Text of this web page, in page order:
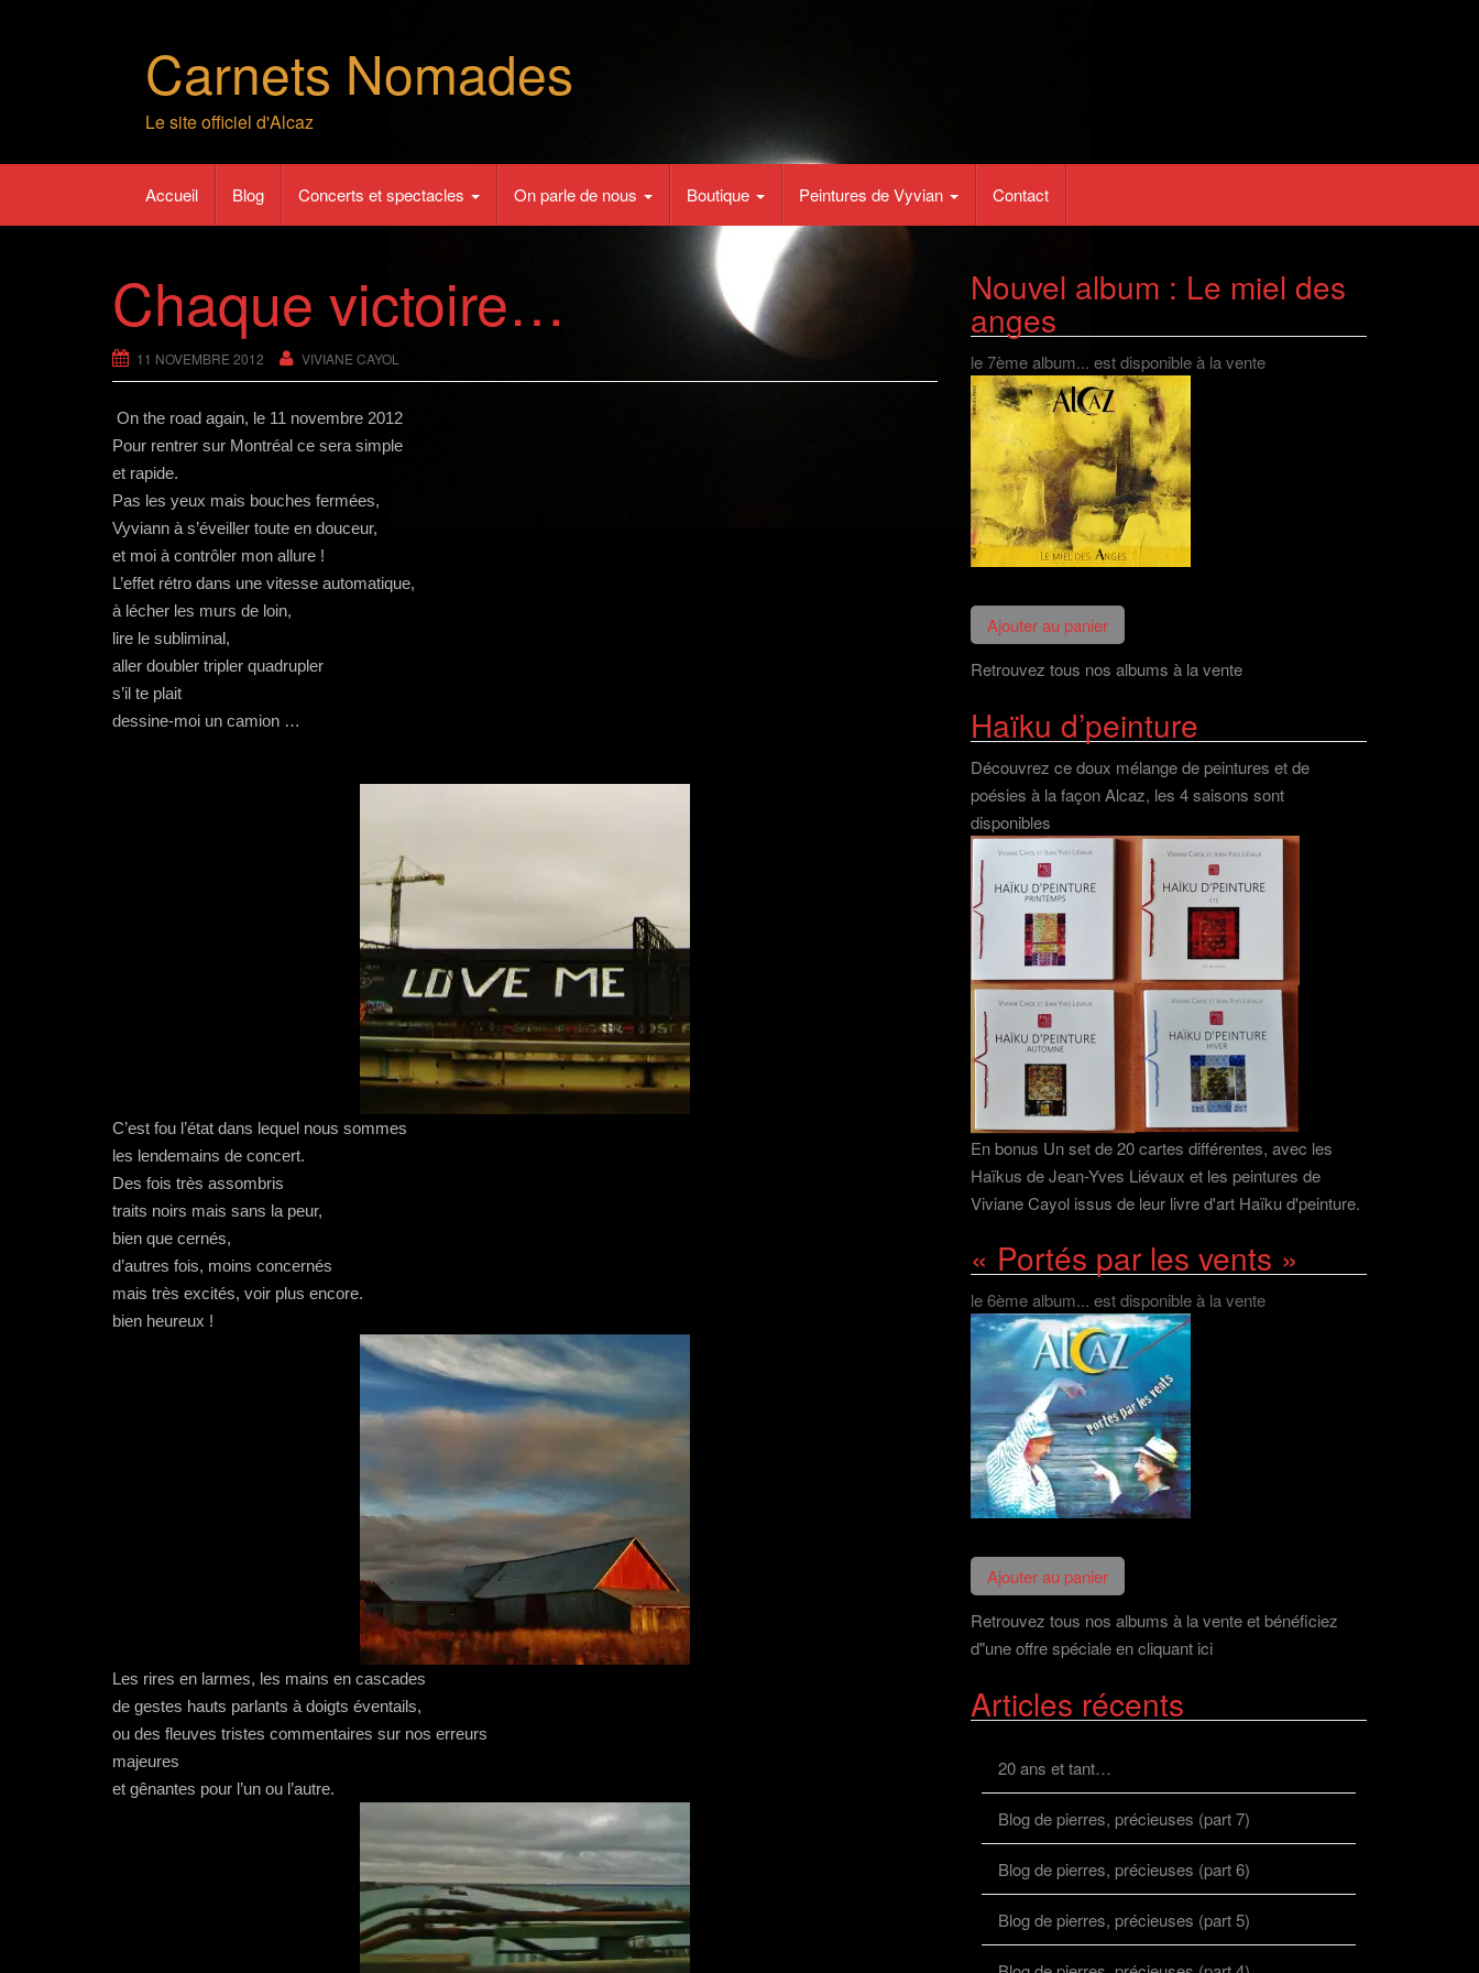
Carnets Nomades
Le site officiel d'Alcaz
Accueil Blog Concerts et spectacles On parle de nous Boutique Peintures de Vyvian Contact
Chaque victoire…
11 NOVEMBRE 2012 VIVIANE CAYOL
On the road again, le 11 novembre 2012
Pour rentrer sur Montréal ce sera simple
et rapide.
Pas les yeux mais bouches fermées,
Vyviann à s’éveiller toute en douceur,
et moi à contrôler mon allure !
L’effet rétro dans une vitesse automatique,
à lécher les murs de loin,
lire le subliminal,
aller doubler tripler quadrupler
s’il te plait
dessine-moi un camion …
C’est fou l’état dans lequel nous sommes
les lendemains de concert.
Des fois très assombris
traits noirs mais sans la peur,
bien que cernés,
d’autres fois, moins concernés
mais très excités, voir plus encore.
bien heureux !
Les rires en larmes, les mains en cascades
de gestes hauts parlants à doigts éventails,
ou des fleuves tristes commentaires sur nos erreurs
majeures
et gênantes pour l’un ou l’autre.
Nouvel album : Le miel des
anges
le 7ème album... est disponible à la vente
Retrouvez tous nos albums à la vente
Haïku d’peinture
Découvrez ce doux mélange de peintures et de
poésies à la façon Alcaz, les 4 saisons sont
disponibles
En bonus Un set de 20 cartes différentes, avec les
Haïkus de Jean-Yves Liévaux et les peintures de
Viviane Cayol issus de leur livre d'art Haïku d'peinture.
« Portés par les vents »
le 6ème album... est disponible à la vente
Retrouvez tous nos albums à la vente et bénéficiez
d"une offre spéciale en cliquant ici
Articles récents
20 ans et tant…
Blog de pierres, précieuses (part 7)
Blog de pierres, précieuses (part 6)
Blog de pierres, précieuses (part 5)